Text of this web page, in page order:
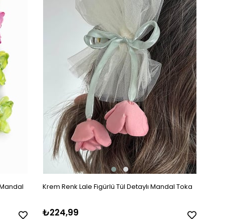
Krem Renk Lale Figürlü Tül Detaylı Mandal Toka
₺224,99